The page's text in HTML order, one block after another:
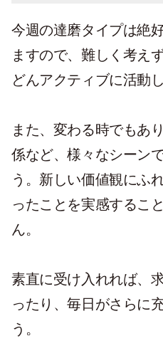
今週の達磨タイプは絶
ますので、難しく考え
どんアクティブに活動
また、変わる時でもあ
係など、様々なシーン
う。新しい価値観にふ
ったことを実感するこ
ん。
素直に受け入れれば、
ったり、毎日がさらに
う。